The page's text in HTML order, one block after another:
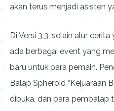
akan terus menjadi asisten
Di Versi 3.3, selain alur
ada berbagai event yang
baru untuk para pemain.
Balap Spheroid “Kejuaraan
dibuka, dan para pembalap